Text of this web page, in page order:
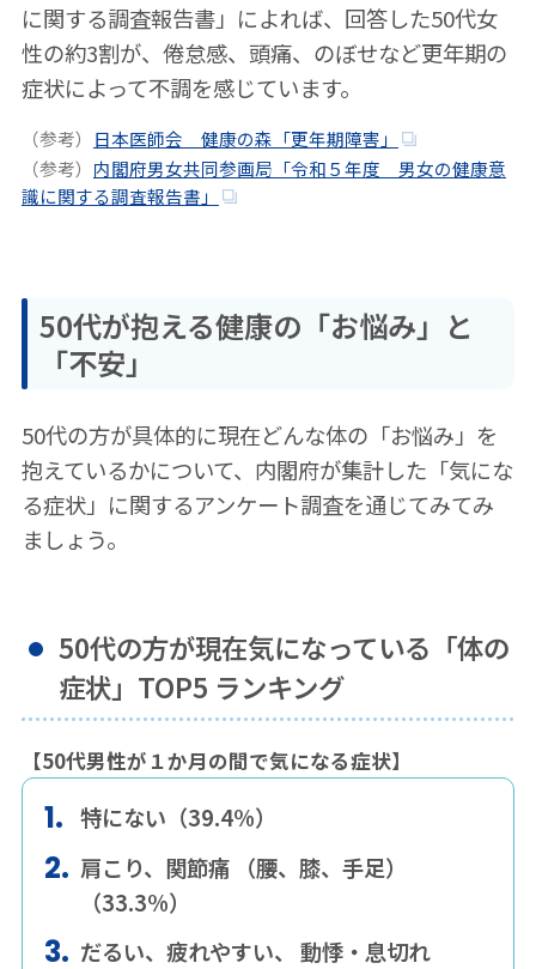
に関する調査報告書」によれば、回答した50代女
性の約3割が、倦怠感、頭痛、のぼせなど更年期の
症状によって不調を感じています。
（参考） 日本医師会 健康の森「更年期障害」
（参考） 内閣府男女共同参画局「令和５年度 男女の健康意
識に関する調査報告書」
50代が抱える健康の「お悩み」と
「不安」
50代の方が具体的に現在どんな体の「お悩み」を
抱えているかについて、内閣府が集計した「気にな
る症状」に関するアンケート調査を通じてみてみ
ましょう。
50代の方が現在気になっている「体の
症状」TOP5 ランキング
【50代男性が１か月の間で気になる症状】
特にない（39.4%）
肩こり、関節痛 （腰、膝、手足）
（33.3%）
だるい、疲れやすい、 動悸・息切れ